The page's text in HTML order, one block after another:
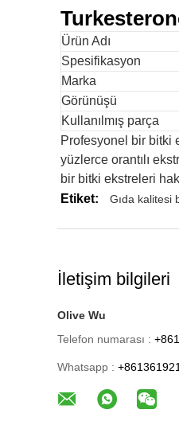
Ürün Adı
Spesifikasyon
Marka
Görünüşü
Kullanılmış parça
Profesyonel bir bitki
yüzlerce orantılı
bir bitki ekstreleri
Etiket:
Gıda kalitesi
İletişim bilgileri
Olive Wu
Telefon numarası :
Whatsapp :